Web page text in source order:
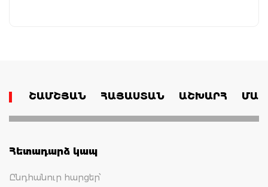
ՇԱՄՇՅԱՆ ՀԱՅԱՍՏԱՆ ԱՇԽԱՐՀ
Հետադարձ կապ
Ընդհանուր հարցեր՝